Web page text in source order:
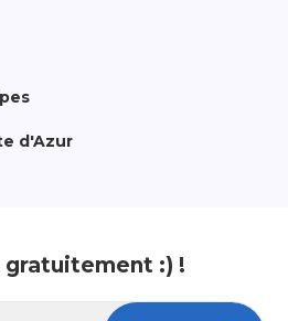
d'Azur
gratuitement :) !